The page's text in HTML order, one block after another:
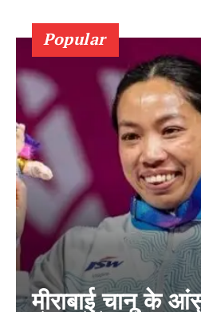
Popular
मीराबाई चानू के